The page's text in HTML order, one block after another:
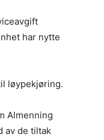
har nytte
løypekjøring.
Almenning
av de tiltak